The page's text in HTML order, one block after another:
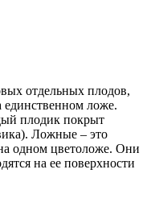
отдельных плодов,
единственном ложе.
плодик покрыт
Ложные – это
одном цветоложе. Они
на ее поверхности